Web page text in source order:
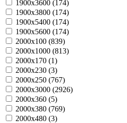
1900х3600 (174)
1900х3800 (174)
1900х5400 (174)
1900х5600 (174)
2000х100 (839)
2000х1000 (813)
2000х170 (1)
2000х230 (3)
2000х250 (767)
2000х3000 (2926)
2000х360 (5)
2000х380 (769)
2000х480 (3)